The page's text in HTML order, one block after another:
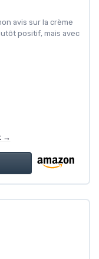
avis sur la crème
positif, mais avec
→